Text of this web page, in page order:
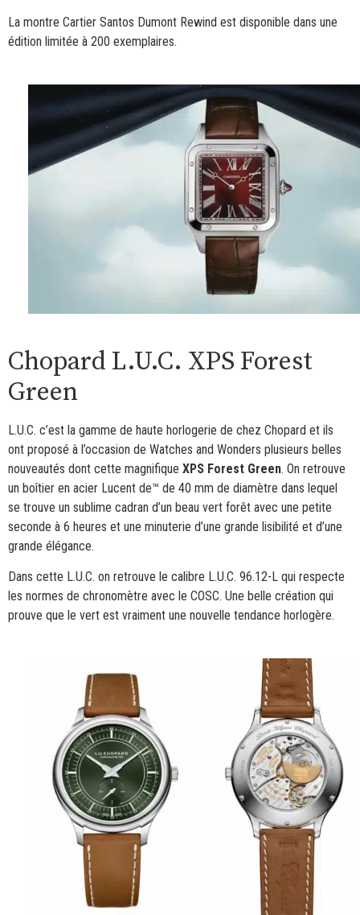
La montre Cartier Santos Dumont Rewind est disponible dans une
édition limitée à 200 exemplaires.
Chopard L.U.C. XPS Forest
Green
L.U.C. c’est la gamme de haute horlogerie de chez Chopard et ils
ont proposé à l’occasion de Watches and Wonders plusieurs belles
nouveautés dont cette magnifique XPS Forest Green. On retrouve
un boîtier en acier Lucent de™ de 40 mm de diamètre dans lequel
se trouve un sublime cadran d’un beau vert forêt avec une petite
seconde à 6 heures et une minuterie d’une grande lisibilité et d’une
grande élégance.
Dans cette L.U.C. on retrouve le calibre L.U.C. 96.12-L qui respecte
les normes de chronomètre avec le COSC. Une belle création qui
prouve que le vert est vraiment une nouvelle tendance horlogère.